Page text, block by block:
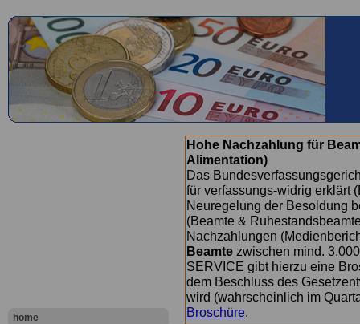
home
Hohe Nachzahlung für
Alimentation)
Das
für verfassungs-widrig erklärt
Neuregelung der Besoldung
(Beamte &
Nachzahlungen
Beamte zwischen mind.
SERVICE gibt hierzu eine
dem Beschluss des
wird (wahrscheinlich im
Broschüre.